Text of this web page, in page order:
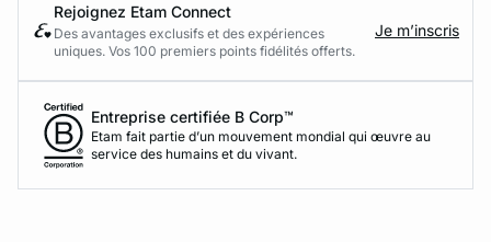
Rejoignez Etam Connect
Des avantages exclusifs et des expériences
uniques. Vos 100 premiers points fidélités offerts.
Je m’inscris
Entreprise certifiée B Corp™
Etam fait partie d’un mouvement mondial qui œuvre au
service des humains et du vivant.